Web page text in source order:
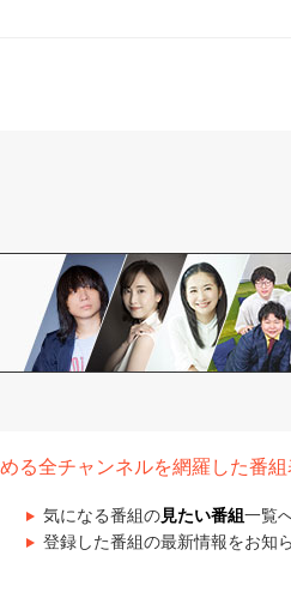
る全チャンネルを網羅した番組
気になる番組の見たい番組 一覧
登録した番組の最新情報をお知